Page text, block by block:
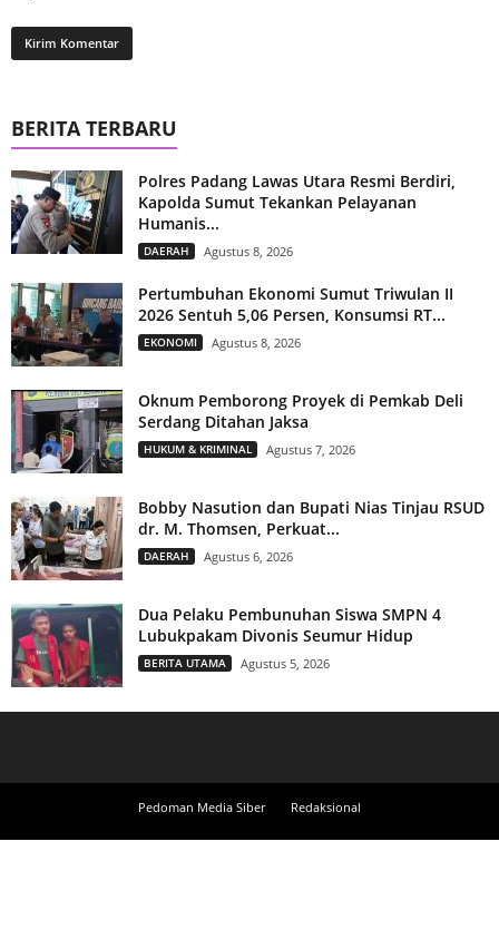
BERITA TERBARU
Polres Padang Lawas Utara Resmi Berdiri,
Kapolda Sumut Tekankan Pelayanan
Humanis...
DAERAH Agustus 8, 2026
Pertumbuhan Ekonomi Sumut Triwulan II
2026 Sentuh 5,06 Persen, Konsumsi RT...
EKONOMI Agustus 8, 2026
Oknum Pemborong Proyek di Pemkab Deli
Serdang Ditahan Jaksa
HUKUM & KRIMINAL Agustus 7, 2026
Bobby Nasution dan Bupati Nias Tinjau RSUD
dr. M. Thomsen, Perkuat...
DAERAH Agustus 6, 2026
Dua Pelaku Pembunuhan Siswa SMPN 4
Lubukpakam Divonis Seumur Hidup
BERITA UTAMA Agustus 5, 2026
Pedoman Media Siber Redaksional